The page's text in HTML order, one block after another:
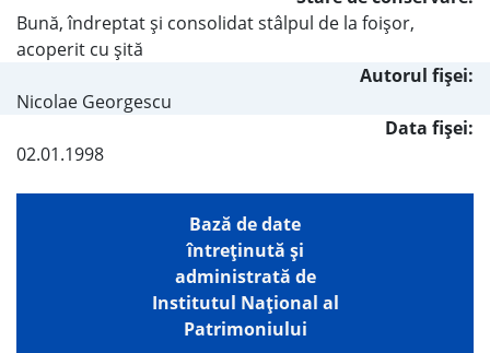
Bună, îndreptat şi consolidat stâlpul de la foişor,
acoperit cu şită
Autorul fişei:
Nicolae Georgescu
Data fișei:
02.01.1998
Bază de date
întreţinută şi
administrată de
Institutul Național al
Patrimoniului